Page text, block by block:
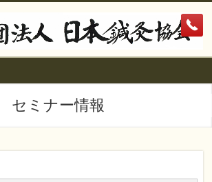
セミナー情報